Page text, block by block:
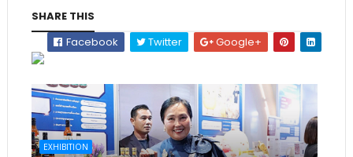
SHARE THIS
Facebook
Twitter Google+
EXHIBITION